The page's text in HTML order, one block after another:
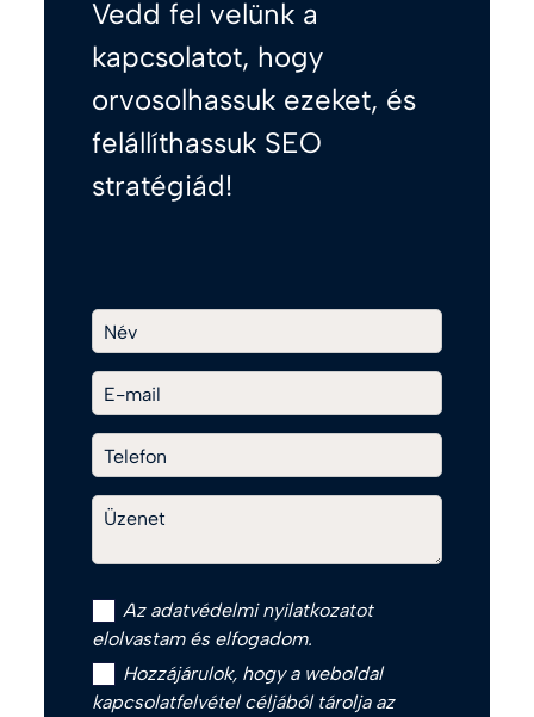
Vedd fel velünk a
kapcsolatot, hogy
orvosolhassuk ezeket, és
felállíthassuk SEO
stratégiád!
Név
E-mail
Telefon
Üzenet
Az adatvédelmi nyilatkozatot
elolvastam és elfogadom.
Hozzájárulok, hogy a weboldal
kapcsolatfelvétel céljából tárolja az